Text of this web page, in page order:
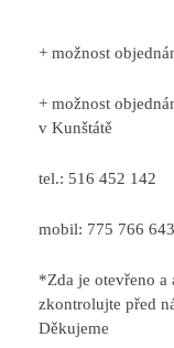
+ možnost
+ možnost
v Kunštátě
tel.: 516 452 142
mobil: 775 766 643
*Zda je otevřeno a
zkontrolujte před
Děkujeme